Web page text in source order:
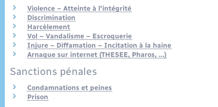
Sécurité - Prévention
Seniors
Voirie et espace public
Violence – Atteinte à l'intégrité
Discrimination
Harcèlement
Vol – Vandalisme – Escroquerie
Injure – Diffamation – Incitation à la haine
Arnaque sur internet (THESEE, Pharos, …)
Sanctions pénales
Condamnations et peines
Prison